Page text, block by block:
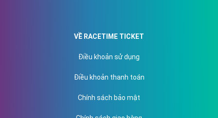
VỀ RACETIME TICKET
Điều khoản sử dụng
Điều khoản thanh toán
Chính sách bảo mật